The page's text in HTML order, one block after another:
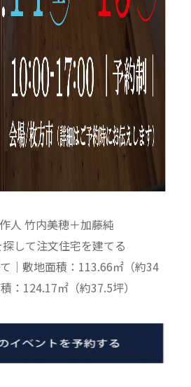
人 竹内美穂＋加藤純
して注文住宅を建てる
｜敷地面積：113.66㎡（約34
：124.17㎡（約37.5坪）